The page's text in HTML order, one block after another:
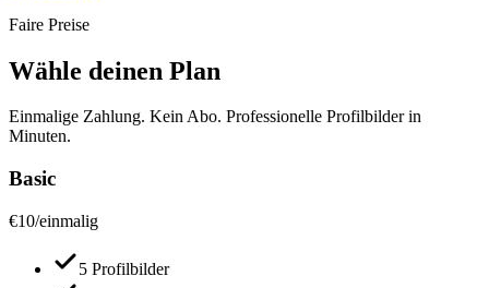
Faire Preise
Wähle deinen Plan
Einmalige Zahlung. Kein Abo. Professionelle Profilbilder in
Minuten.
Basic
€10/einmalig
5 Profilbilder